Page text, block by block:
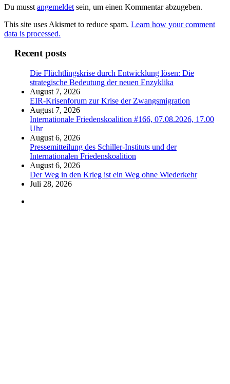
Du musst angemeldet sein, um einen Kommentar abzugeben.
This site uses Akismet to reduce spam. Learn how your comment
data is processed.
Recent posts
Die Flüchtlingskrise durch Entwicklung lösen: Die
strategische Bedeutung der neuen Enzyklika
August 7, 2026
EIR-Krisenforum zur Krise der Zwangsmigration
August 7, 2026
Internationale Friedenskoalition #166, 07.08.2026, 17.00
Uhr
August 6, 2026
Pressemitteilung des Schiller-Instituts und der
Internationalen Friedenskoalition
August 6, 2026
Der Weg in den Krieg ist ein Weg ohne Wiederkehr
Juli 28, 2026